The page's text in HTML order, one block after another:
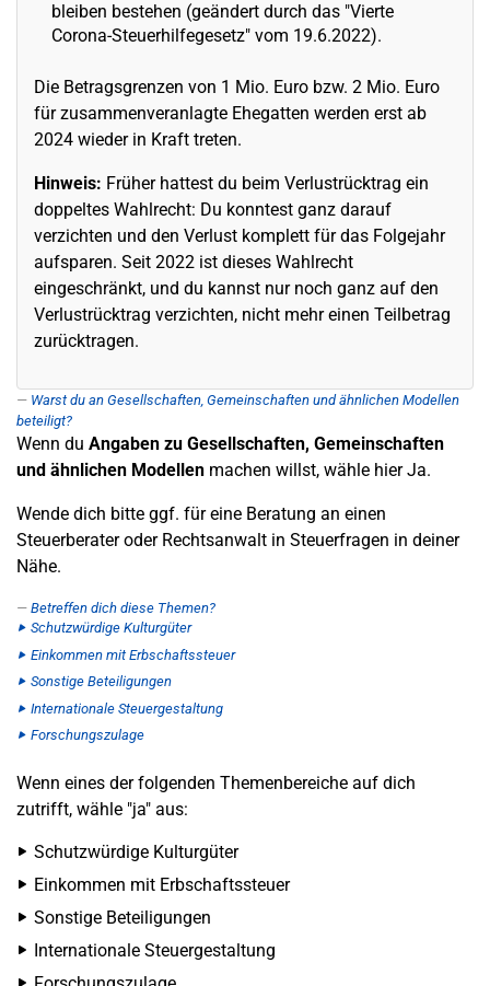
bleiben bestehen (geändert durch das "Vierte
Corona-Steuerhilfegesetz" vom 19.6.2022).
Die Betragsgrenzen von 1 Mio. Euro bzw. 2 Mio. Euro
für zusammenveranlagte Ehegatten werden erst ab
2024 wieder in Kraft treten.
Hinweis: Früher hattest du beim Verlustrücktrag ein
doppeltes Wahlrecht: Du konntest ganz darauf
verzichten und den Verlust komplett für das Folgejahr
aufsparen. Seit 2022 ist dieses Wahlrecht
eingeschränkt, und du kannst nur noch ganz auf den
Verlustrücktrag verzichten, nicht mehr einen Teilbetrag
zurücktragen.
Warst du an Gesellschaften, Gemeinschaften und ähnlichen Modellen
beteiligt?
Wenn du Angaben zu Gesellschaften, Gemeinschaften
und ähnlichen Modellen machen willst, wähle hier Ja.
Wende dich bitte ggf. für eine Beratung an einen
Steuerberater oder Rechtsanwalt in Steuerfragen in deiner
Nähe.
Betreffen dich diese Themen?
Schutzwürdige Kulturgüter
Einkommen mit Erbschaftssteuer
Sonstige Beteiligungen
Internationale Steuergestaltung
Forschungszulage
Wenn eines der folgenden Themenbereiche auf dich
zutrifft, wähle "ja" aus:
Schutzwürdige Kulturgüter
Einkommen mit Erbschaftssteuer
Sonstige Beteiligungen
Internationale Steuergestaltung